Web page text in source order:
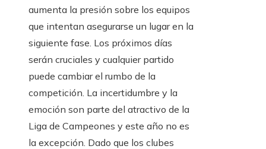
aumenta la presión sobre los equipos
que intentan asegurarse un lugar en la
siguiente fase. Los próximos días
serán cruciales y cualquier partido
puede cambiar el rumbo de la
competición. La incertidumbre y la
emoción son parte del atractivo de la
Liga de Campeones y este año no es
la excepción. Dado que los clubes